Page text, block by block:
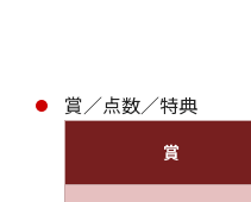
賞／点数／特典
賞